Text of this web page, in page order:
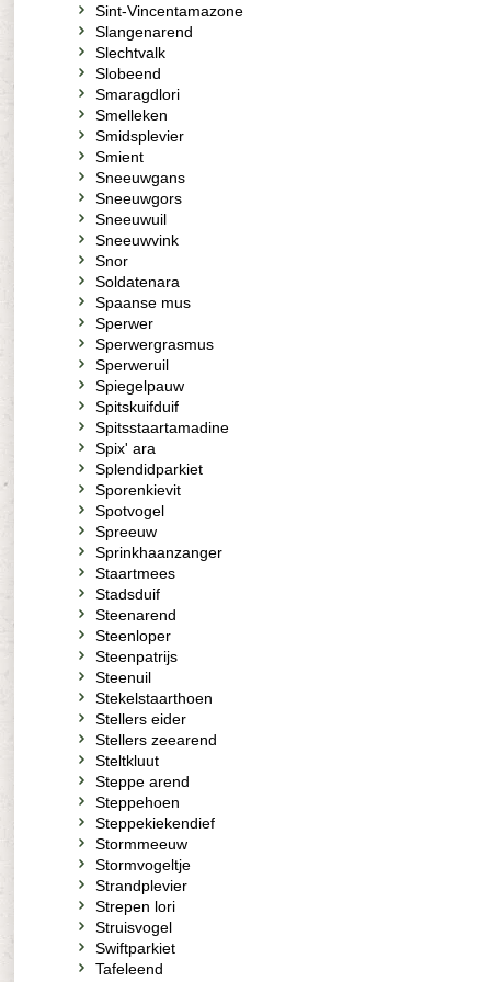
Sint-Vincentamazone
Slangenarend
Slechtvalk
Slobeend
Smaragdlori
Smelleken
Smidsplevier
Smient
Sneeuwgans
Sneeuwgors
Sneeuwuil
Sneeuwvink
Snor
Soldatenara
Spaanse mus
Sperwer
Sperwergrasmus
Sperweruil
Spiegelpauw
Spitskuifduif
Spitsstaartamadine
Spix' ara
Splendidparkiet
Sporenkievit
Spotvogel
Spreeuw
Sprinkhaanzanger
Staartmees
Stadsduif
Steenarend
Steenloper
Steenpatrijs
Steenuil
Stekelstaarthoen
Stellers eider
Stellers zeearend
Steltkluut
Steppe arend
Steppehoen
Steppekiekendief
Stormmeeuw
Stormvogeltje
Strandplevier
Strepen lori
Struisvogel
Swiftparkiet
Tafeleend